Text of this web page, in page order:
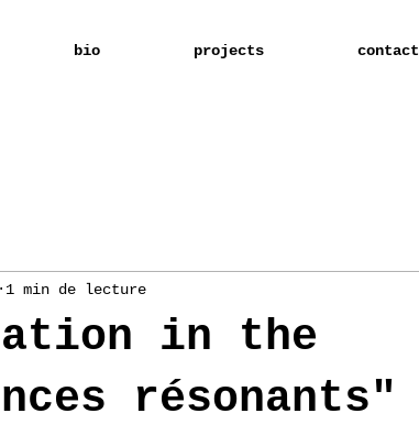
bio projects contact
in the
résonants"
1 min de lecture